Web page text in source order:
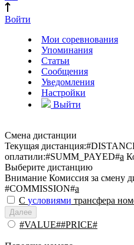
Войти
Мои соревнования
Упоминания
Статьи
Сообщения
Уведомления
Настройки
Выйти
Смена дистанции
Текущая дистанция:
оплатили:#SUMM_PAYED#a
Выберите дистанцию
Внимание Комиссия за смену
#COMMISSION#a
С условиями трансфера
Далее
#VALUE##PRICE#